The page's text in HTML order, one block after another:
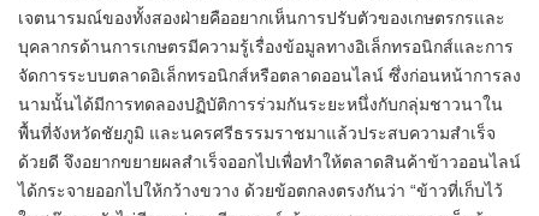
เจตนารมณ์ของทั้งสองฝ่ายคืออยากเห็นการปรับตัวของเกษตรกรและ
บุคลากรด้านการเกษตรมีความรู้เรื่องข้อมูลทางอิเล็กทรอนิกส์และการ
จัดการระบบตลาดอิเล็กทรอนิกส์หรือตลาดออนไลน์ ซึ่งก่อนหน้าการลง
นามนั้นได้มีการทดลองปฏิบัติการร่วมกันระยะหนึ่งกับกลุ่มชาวนาใน
พื้นที่จังหวัดชัยภูมิ และนครศรีธรรมราชมาแล้วประสบความสำเร็จ
ด้วยดี จึงอยากขยายผลสำเร็จออกไป​เพื่อทำให้ตลาดสินค้าข้าวออนไลน์
ได้กระจายออกไปให้กว้างขวาง​ ด้วยข้อตกลงตรงกันว่า “ข้าวที่เก็บไว้